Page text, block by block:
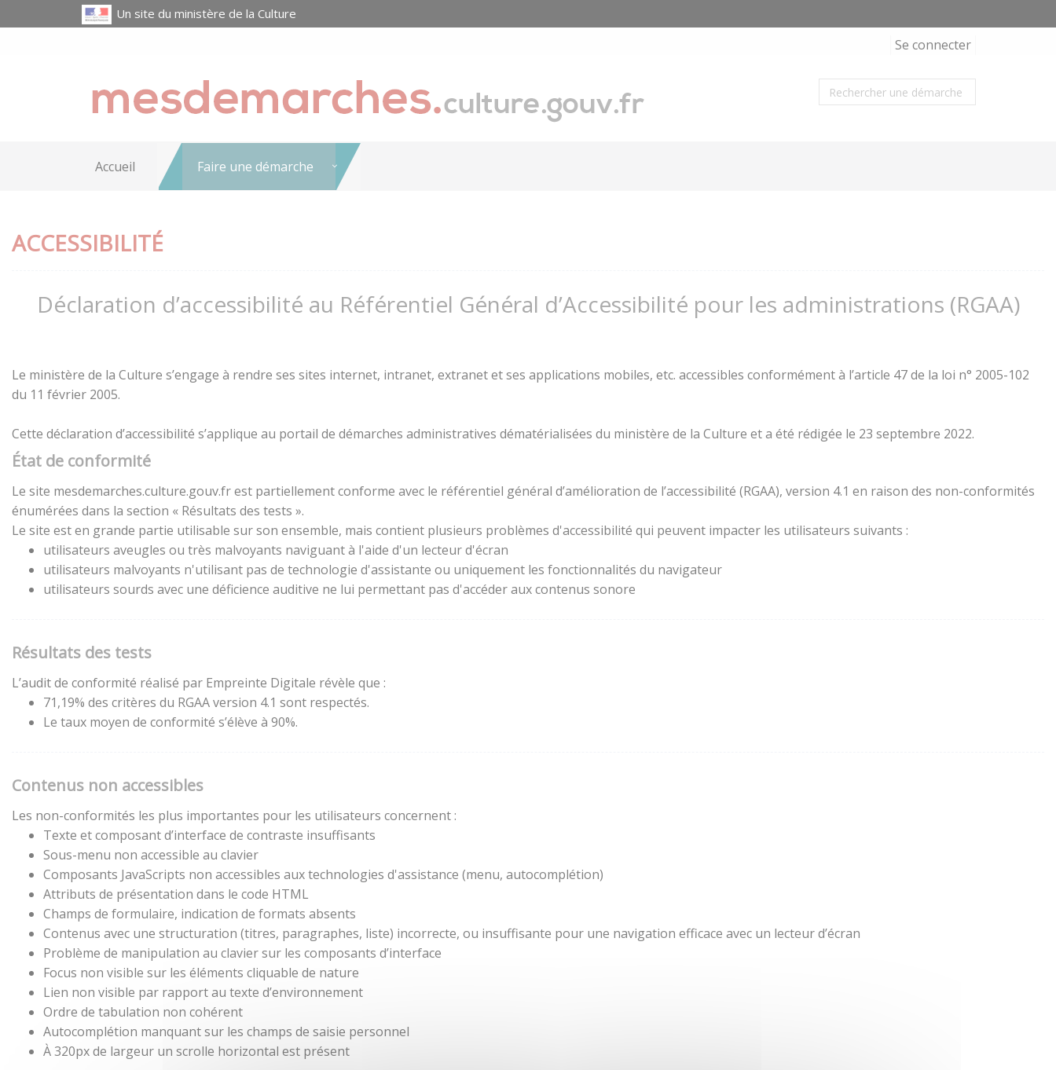
Un site du ministère de la Culture
Se connecter
Accueil Faire une démarche
ACCESSIBILITÉ
Déclaration d’accessibilité au Référentiel Général d’Accessibilité pour les administrations (RGAA)
Le ministère de la Culture s’engage à rendre ses sites internet, intranet, extranet et ses applications mobiles, etc. accessibles conformément à l’article 47 de la loi n° 2005-102
du 11 février 2005.
Cette déclaration d’accessibilité s’applique au portail de démarches administratives dématérialisées du ministère de la Culture et a été rédigée le 23 septembre 2022.
État de conformité
Le site mesdemarches.culture.gouv.fr est partiellement conforme avec le référentiel général d’amélioration de l’accessibilité (RGAA), version 4.1 en raison des non-conformités
énumérées dans la section « Résultats des tests ».
Le site est en grande partie utilisable sur son ensemble, mais contient plusieurs problèmes d'accessibilité qui peuvent impacter les utilisateurs suivants :
utilisateurs aveugles ou très malvoyants naviguant à l'aide d'un lecteur d'écran
utilisateurs malvoyants n'utilisant pas de technologie d'assistante ou uniquement les fonctionnalités du navigateur
utilisateurs sourds avec une déficience auditive ne lui permettant pas d'accéder aux contenus sonore
Résultats des tests
L’audit de conformité réalisé par Empreinte Digitale révèle que :
71,19% des critères du RGAA version 4.1 sont respectés.
Le taux moyen de conformité s’élève à 90%.
Contenus non accessibles
Les non-conformités les plus importantes pour les utilisateurs concernent :
Texte et composant d’interface de contraste insuffisants
Sous-menu non accessible au clavier
Composants JavaScripts non accessibles aux technologies d'assistance (menu, autocomplétion)
Attributs de présentation dans le code HTML
Champs de formulaire, indication de formats absents
Contenus avec une structuration (titres, paragraphes, liste) incorrecte, ou insuffisante pour une navigation efficace avec un lecteur d’écran
Problème de manipulation au clavier sur les composants d’interface
Focus non visible sur les éléments cliquable de nature
Lien non visible par rapport au texte d’environnement
Ordre de tabulation non cohérent
Autocomplétion manquant sur les champs de saisie personnel
À 320px de largeur un scrolle horizontal est présent